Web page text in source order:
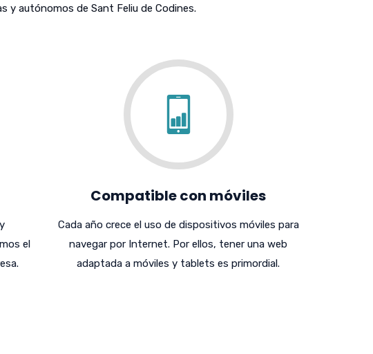
y autónomos de Sant Feliu de Codines.
el
Compatible con móviles
Cada año crece el uso de dispositivos móviles para
navegar por Internet. Por ellos, tener una web
adaptada a móviles y tablets es primordial.